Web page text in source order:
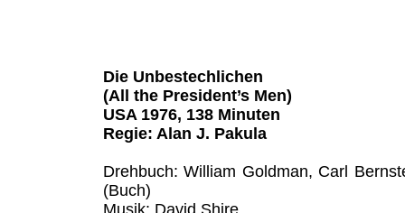
Die Unbestechlichen
(All the President’s Men)
USA 1976, 138 Minuten
Regie: Alan J. Pakula
Drehbuch: William Goldman, Carl
(Buch)
Musik: David Shire